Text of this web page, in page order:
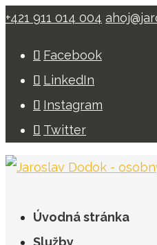
+421 911 014 004
Facebook
LinkedIn
Instagram
Twitter
Úvodná stránka
Služby